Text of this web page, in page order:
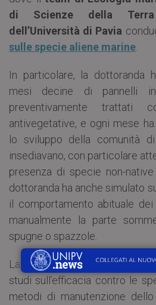
di Scienze della Terra
dell’Università di Pavia
sulle specie aliene marine
In particolare, la dottoranda
mesi decine di pannelli
preventivamente trattati
antivegetative, e ogni mese
lo sviluppo della comunità
insediavano, con particolare
presenza di specie non-
dottoranda ha anche simulato
il comportamento abituale
manualmente la parte
spugne o spazzole.
La ricerca di Santos-Simon
studi sull’efficacia contro le
metodi di manutenzione